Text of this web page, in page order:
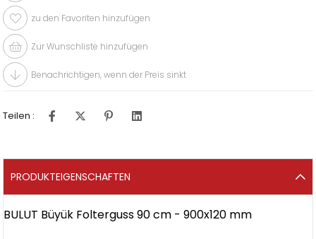
zu den Favoriten hinzufügen
Zur Wunschliste hinzufügen
Benachrichtigen, wenn der Preis sinkt
Teilen :
PRODUKTEIGENSCHAFTEN
BULUT Büyük Folterguss 90 cm - 900x120 mm